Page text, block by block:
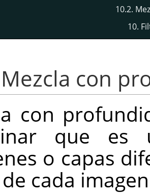
10.2.
10.
con
con
que es
o capas
cada